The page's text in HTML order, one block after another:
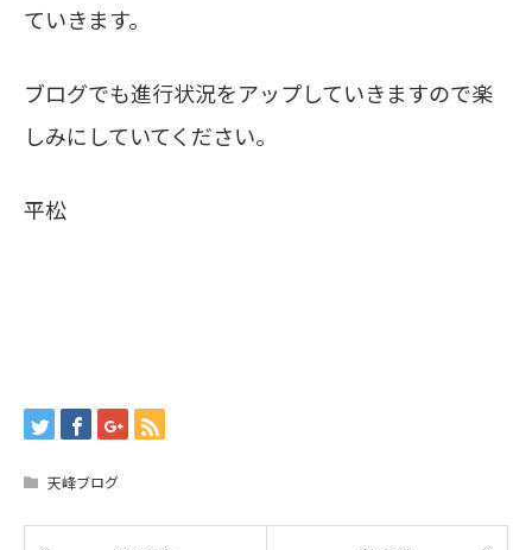
ていきます。
ブログでも進行状況をアップしていきますので楽
しみにしていてください。
平松
天峰ブログ